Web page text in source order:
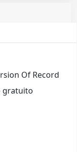
Of Record
gratuito